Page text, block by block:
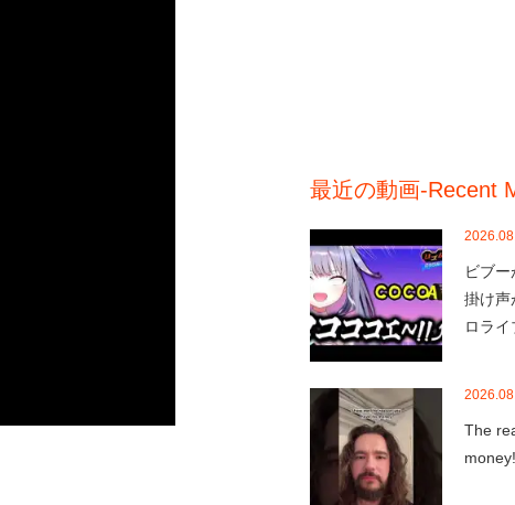
最近の動画-Recent
ビブ
掛け声
ロライ
The